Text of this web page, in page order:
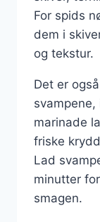
For spids
dem i
og tekstur.
Det er
marinade
friske
Lad
minutter
smagen.